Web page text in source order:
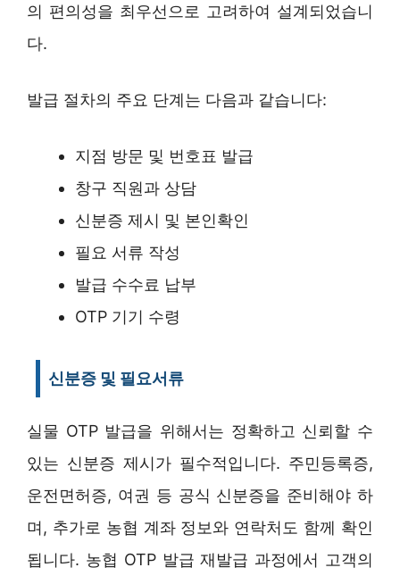
의 편의성을 최우선으로 고려하여 설계되었습니
다.
발급 절차의 주요 단계는 다음과 같습니다:
지점 방문 및 번호표 발급
창구 직원과 상담
신분증 제시 및 본인확인
필요 서류 작성
발급 수수료 납부
OTP 기기 수령
신분증 및 필요서류
실물 OTP 발급을 위해서는 정확하고 신뢰할 수
있는 신분증 제시가 필수적입니다. 주민등록증,
운전면허증, 여권 등 공식 신분증을 준비해야 하
며, 추가로 농협 계좌 정보와 연락처도 함께 확인
됩니다. 농협 OTP 발급 재발급 과정에서 고객의